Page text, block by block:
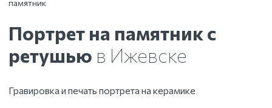
памятник
Портрет на памятник с
ретушью в Ижевске
Гравировка и печать портрета на керамике